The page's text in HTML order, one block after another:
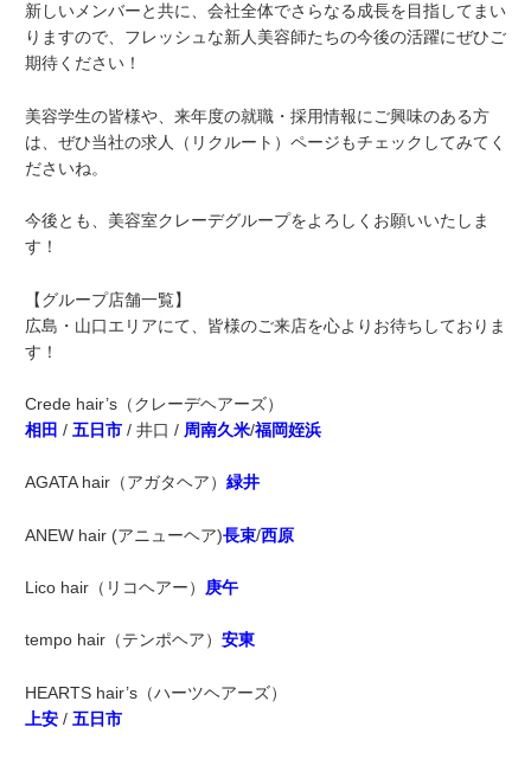
新しいメンバーと共に、会社全体でさらなる成長を目指してまい
りますので、フレッシュな新人美容師たちの今後の活躍にぜひご
期待ください！
美容学生の皆様や、来年度の就職・採用情報にご興味のある方
は、ぜひ当社の求人（リクルート）ページもチェックしてみてく
ださいね。
今後とも、美容室クレーデグループをよろしくお願いいたしま
す！
【グループ店舗一覧】
広島・山口エリアにて、皆様のご来店を心よりお待ちしておりま
す！
Crede hair’s（クレーデヘアーズ）
相田 / 五日市 / 井口 / 周南久米/福岡姪浜
AGATA hair（アガタヘア） 緑井
ANEW hair (アニューヘア)長束/西原
Lico hair（リコヘアー） 庚午
tempo hair（テンポヘア） 安東
HEARTS hair’s（ハーツヘアーズ）
上安 / 五日市